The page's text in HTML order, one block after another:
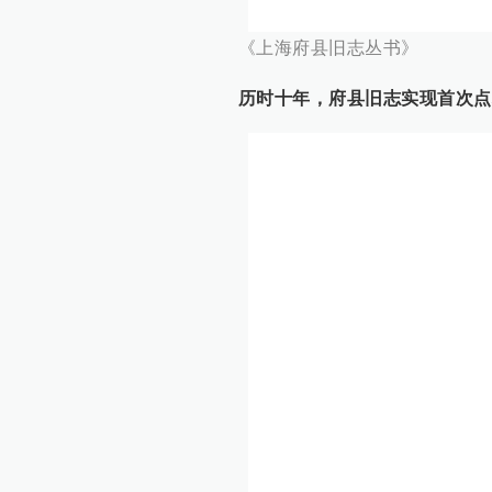
《上海府县旧志丛书》
历时十年，府县旧志实现首次